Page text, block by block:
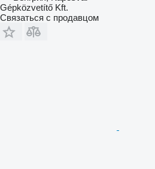
Gépközvetítő Kft.
Связаться с продавцом